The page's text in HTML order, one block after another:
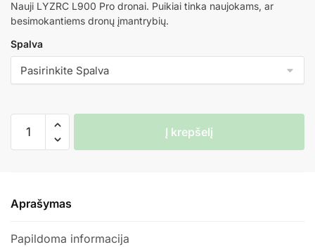
range:
119,00 €
Nauji LYZRC L900 Pro dronai. Puikiai tinka naujokams, ar
besimokantiems dronų įmantrybių.
Spalva
kiekis:
GPS
Kameros
Į krepšelį
Aprašymas
Papildoma informacija